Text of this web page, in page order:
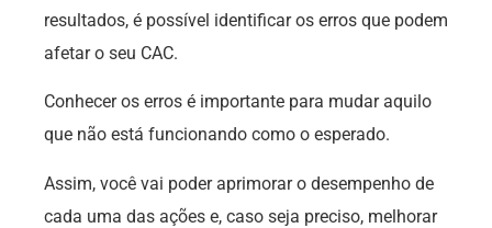
resultados, é possível identificar os erros que podem
afetar o seu CAC.
Conhecer os erros é importante para mudar aquilo
que não está funcionando como o esperado.
Assim, você vai poder aprimorar o desempenho de
cada uma das ações e, caso seja preciso, melhorar